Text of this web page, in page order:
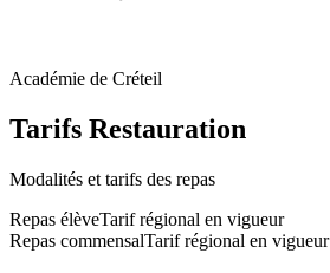
Académie de Créteil
Tarifs Restauration
Modalités et tarifs des repas
Repas élèveTarif régional en vigueur
Repas commensalTarif régional en vigueur